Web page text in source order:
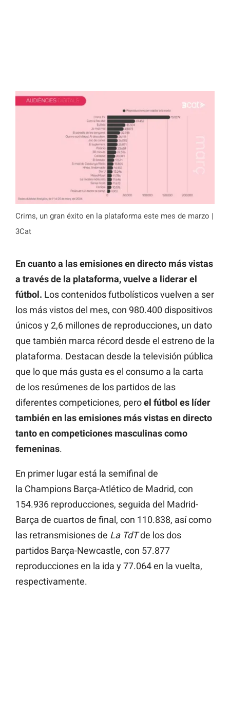
Crims, un gran éxito en la plataforma este mes de marzo |
3Cat
En cuanto a las emisiones en directo más vistas
a través de la plataforma, vuelve a liderar el
fútbol. Los contenidos futbolísticos vuelven a ser
los más vistos del mes, con 980.400 dispositivos
únicos y 2,6 millones de reproducciones, un dato
que también marca récord desde el estreno de la
plataforma. Destacan desde la televisión pública
que lo que más gusta es el consumo a la carta
de los resúmenes de los partidos de las
diferentes competiciones, peroel fútbol es líder
también en las emisiones más vistas en directo
tanto en competiciones masculinas como
femeninas.
En primer lugar está la semifinal de
la Champions Barça-Atlético de Madrid, con
154.936 reproducciones, seguida del Madrid-
Barça de cuartos de final, con 110.838, así como
las retransmisiones de La TdTde los dos
partidos Barça-Newcastle, con 57.877
reproducciones en la ida y 77.064 en la vuelta,
respectivamente.